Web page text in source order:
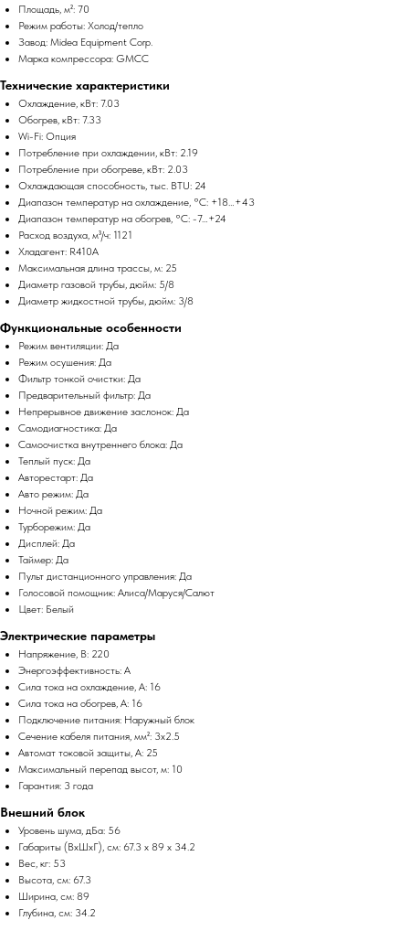
Площадь, м²: 70
Режим работы: Холод/тепло
Завод: Midea Equipment Corp.
Марка компрессора: GMCC
Технические характеристики
Охлаждение, кВт: 7.03
Обогрев, кВт: 7.33
Wi-Fi: Опция
Потребление при охлаждении, кВт: 2.19
Потребление при обогреве, кВт: 2.03
Охлаждающая способность, тыс. BTU: 24
Диапазон температур на охлаждение, °C: +18…+43
Диапазон температур на обогрев, °C: -7…+24
Расход воздуха, м³/ч: 1121
Хладагент: R410A
Максимальная длина трассы, м: 25
Диаметр газовой трубы, дюйм: 5/8
Диаметр жидкостной трубы, дюйм: 3/8
Функциональные особенности
Режим вентиляции: Да
Режим осушения: Да
Фильтр тонкой очистки: Да
Предварительный фильтр: Да
Непрерывное движение заслонок: Да
Самодиагностика: Да
Самоочистка внутреннего блока: Да
Теплый пуск: Да
Авторестарт: Да
Авто режим: Да
Ночной режим: Да
Турборежим: Да
Дисплей: Да
Таймер: Да
Пульт дистанционного управления: Да
Голосовой помощник: Алиса/Маруся/Салют
Цвет: Белый
Электрические параметры
Напряжение, В: 220
Энергоэффективность: A
Сила тока на охлаждение, А: 16
Сила тока на обогрев, А: 16
Подключение питания: Наружный блок
Сечение кабеля питания, мм²: 3x2.5
Автомат токовой защиты, А: 25
Максимальный перепад высот, м: 10
Гарантия: 3 года
Внешний блок
Уровень шума, дБа: 56
Габариты (ВхШхГ), см: 67.3 x 89 x 34.2
Вес, кг: 53
Высота, см: 67.3
Ширина, см: 89
Глубина, см: 34.2